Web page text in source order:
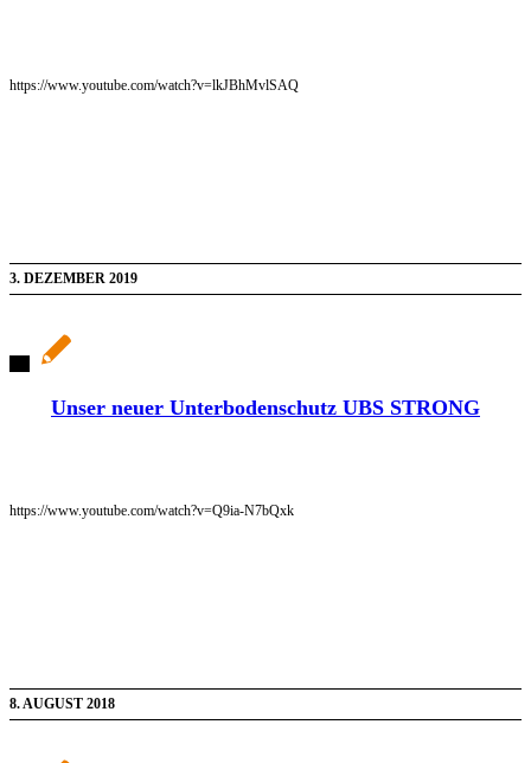
https://www.youtube.com/watch?v=lkJBhMvlSAQ
3. DEZEMBER 2019
Unser neuer Unterbodenschutz UBS STRONG
https://www.youtube.com/watch?v=Q9ia-N7bQxk
8. AUGUST 2018